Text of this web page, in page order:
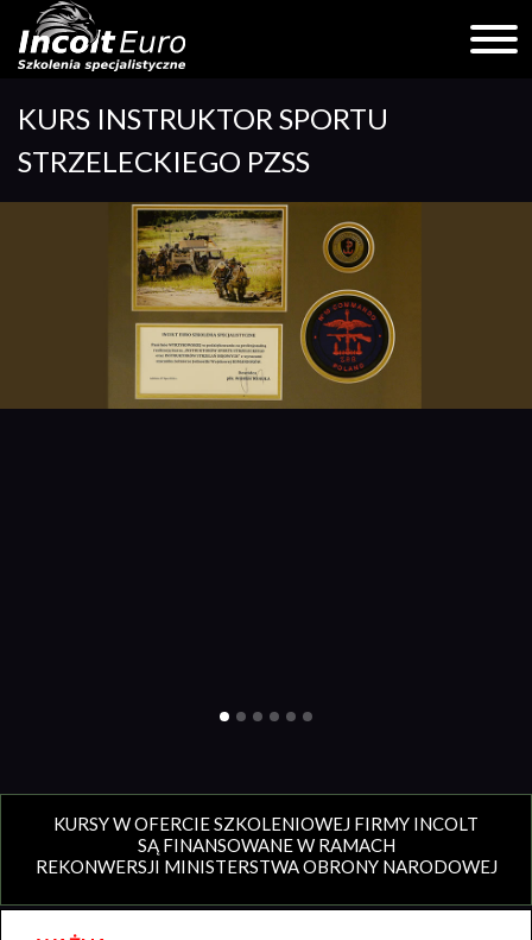
content
KURS INSTRUKTOR SPORTU
STRZELECKIEGO PZSS
KURSY W OFERCIE SZKOLENIOWEJ FIRMY INCOLT
SĄ FINANSOWANE W RAMACH
REKONWERSJI MINISTERSTWA OBRONY NARODOWEJ